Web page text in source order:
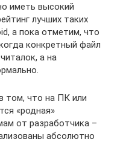
иметь высокий
лучших таких
а пока отметим, что
конкретный файл
а на
том, что на ПК или
«родная»
от разработчика –
абсолютно